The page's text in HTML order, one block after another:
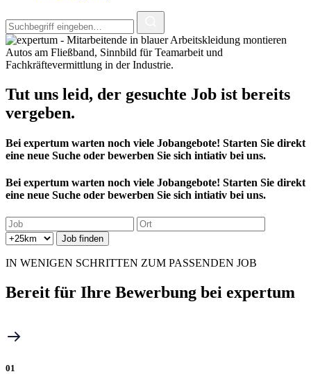
Tut uns leid, der gesuchte Job ist bereits
vergeben.
Bei expertum warten noch viele Jobangebote! Starten Sie direkt
eine neue Suche oder bewerben Sie sich intiativ bei uns.
Bei expertum warten noch viele Jobangebote! Starten Sie direkt
eine neue Suche oder bewerben Sie sich intiativ bei uns.
IN WENIGEN SCHRITTEN ZUM PASSENDEN JOB
Bereit für Ihre Bewerbung bei expertum
01